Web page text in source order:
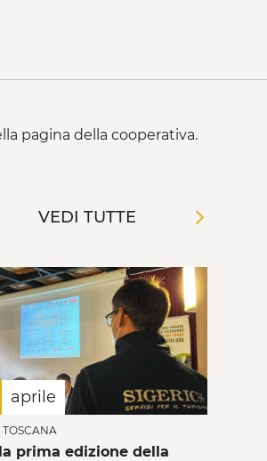
pagina della cooperativa.
VEDI TUTTE
aprile
prima edizione della